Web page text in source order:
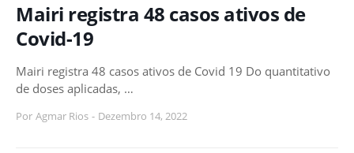
Mairi registra 48 casos ativos de
Covid-19
Mairi registra 48 casos ativos de Covid 19 Do quantitativo
de doses aplicadas, …
Por Agmar Rios - Dezembro 14, 2022